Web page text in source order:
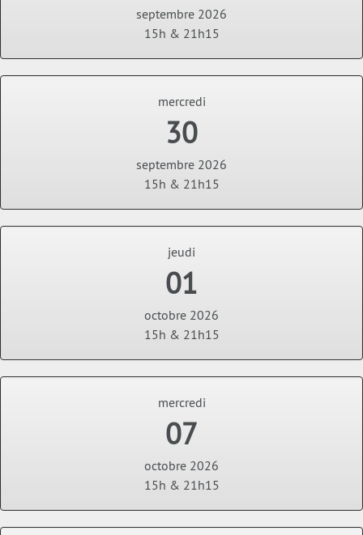
septembre 2026
15h & 21h15
mercredi
30
septembre 2026
15h & 21h15
jeudi
01
octobre 2026
15h & 21h15
mercredi
07
octobre 2026
15h & 21h15